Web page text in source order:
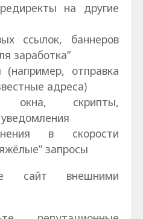
на другие
ссылок, баннеров
заработка”
отправка
адреса)
окна, скрипты,
в скорости
запросы
сайт внешними